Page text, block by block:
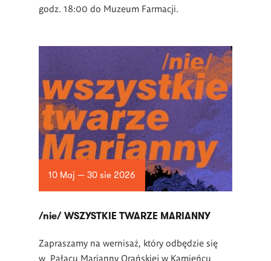
godz. 18:00 do Muzeum Farmacji.
10 Maj — 30 sie 2026
/nie/ WSZYSTKIE TWARZE MARIANNY
Zapraszamy na wernisaż, który odbędzie się
w Pałacu Marianny Orańskiej w Kamieńcu